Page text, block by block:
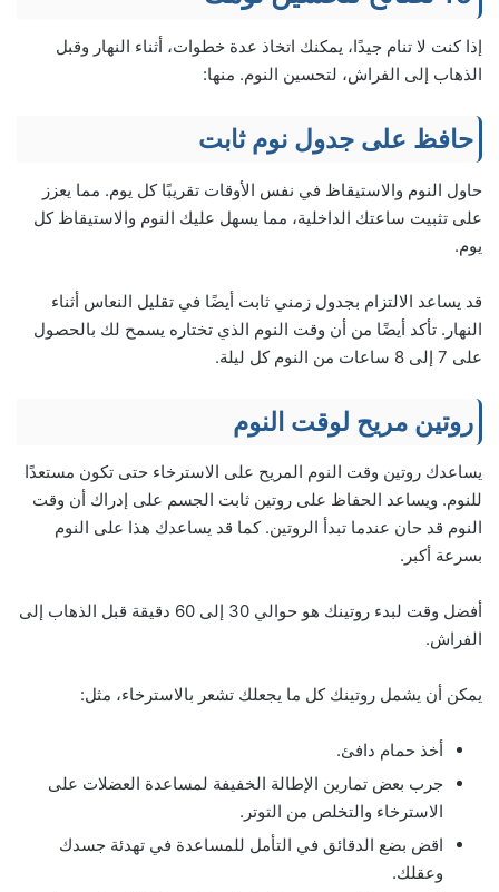
إذا كنت لا تنام جيدًا، يمكنك اتخاذ عدة خطوات، أثناء النهار وقبل
الذهاب إلى الفراش، لتحسين النوم. منها:
حافظ على جدول نوم ثابت
حاول النوم والاستيقاظ في نفس الأوقات تقريبًا كل يوم. مما يعزز
على تثبيت ساعتك الداخلية، مما يسهل عليك النوم والاستيقاظ كل
يوم.
قد يساعد الالتزام بجدول زمني ثابت أيضًا في تقليل النعاس أثناء
النهار. تأكد أيضًا من أن وقت النوم الذي تختاره يسمح لك بالحصول
على 7 إلى 8 ساعات من النوم كل ليلة.
روتين مريح لوقت النوم
يساعدك روتين وقت النوم المريح على الاسترخاء حتى تكون مستعدًا
للنوم. ويساعد الحفاظ على روتين ثابت الجسم على إدراك أن وقت
النوم قد حان عندما تبدأ الروتين. كما قد يساعدك هذا على النوم
بسرعة أكبر.
أفضل وقت لبدء روتينك هو حوالي 30 إلى 60 دقيقة قبل الذهاب إلى
الفراش.
يمكن أن يشمل روتينك كل ما يجعلك تشعر بالاسترخاء، مثل:
أخذ حمام دافئ.
جرب بعض تمارين الإطالة الخفيفة لمساعدة العضلات على
الاسترخاء والتخلص من التوتر.
اقض بضع الدقائق في التأمل للمساعدة في تهدئة جسدك
وعقلك.